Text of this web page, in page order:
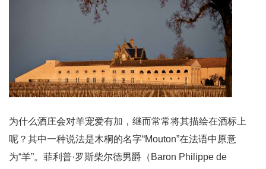
为什么酒庄会对羊宠爱有加，继而常常将其描绘在酒标上
呢？其中一种说法是木桐的名字“Mouton”在法语中原意
为“羊”。菲利普·罗斯柴尔德男爵（Baron Philippe de